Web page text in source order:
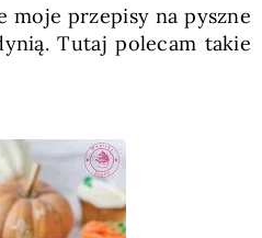
moje przepisy na pyszne
Tutaj polecam takie